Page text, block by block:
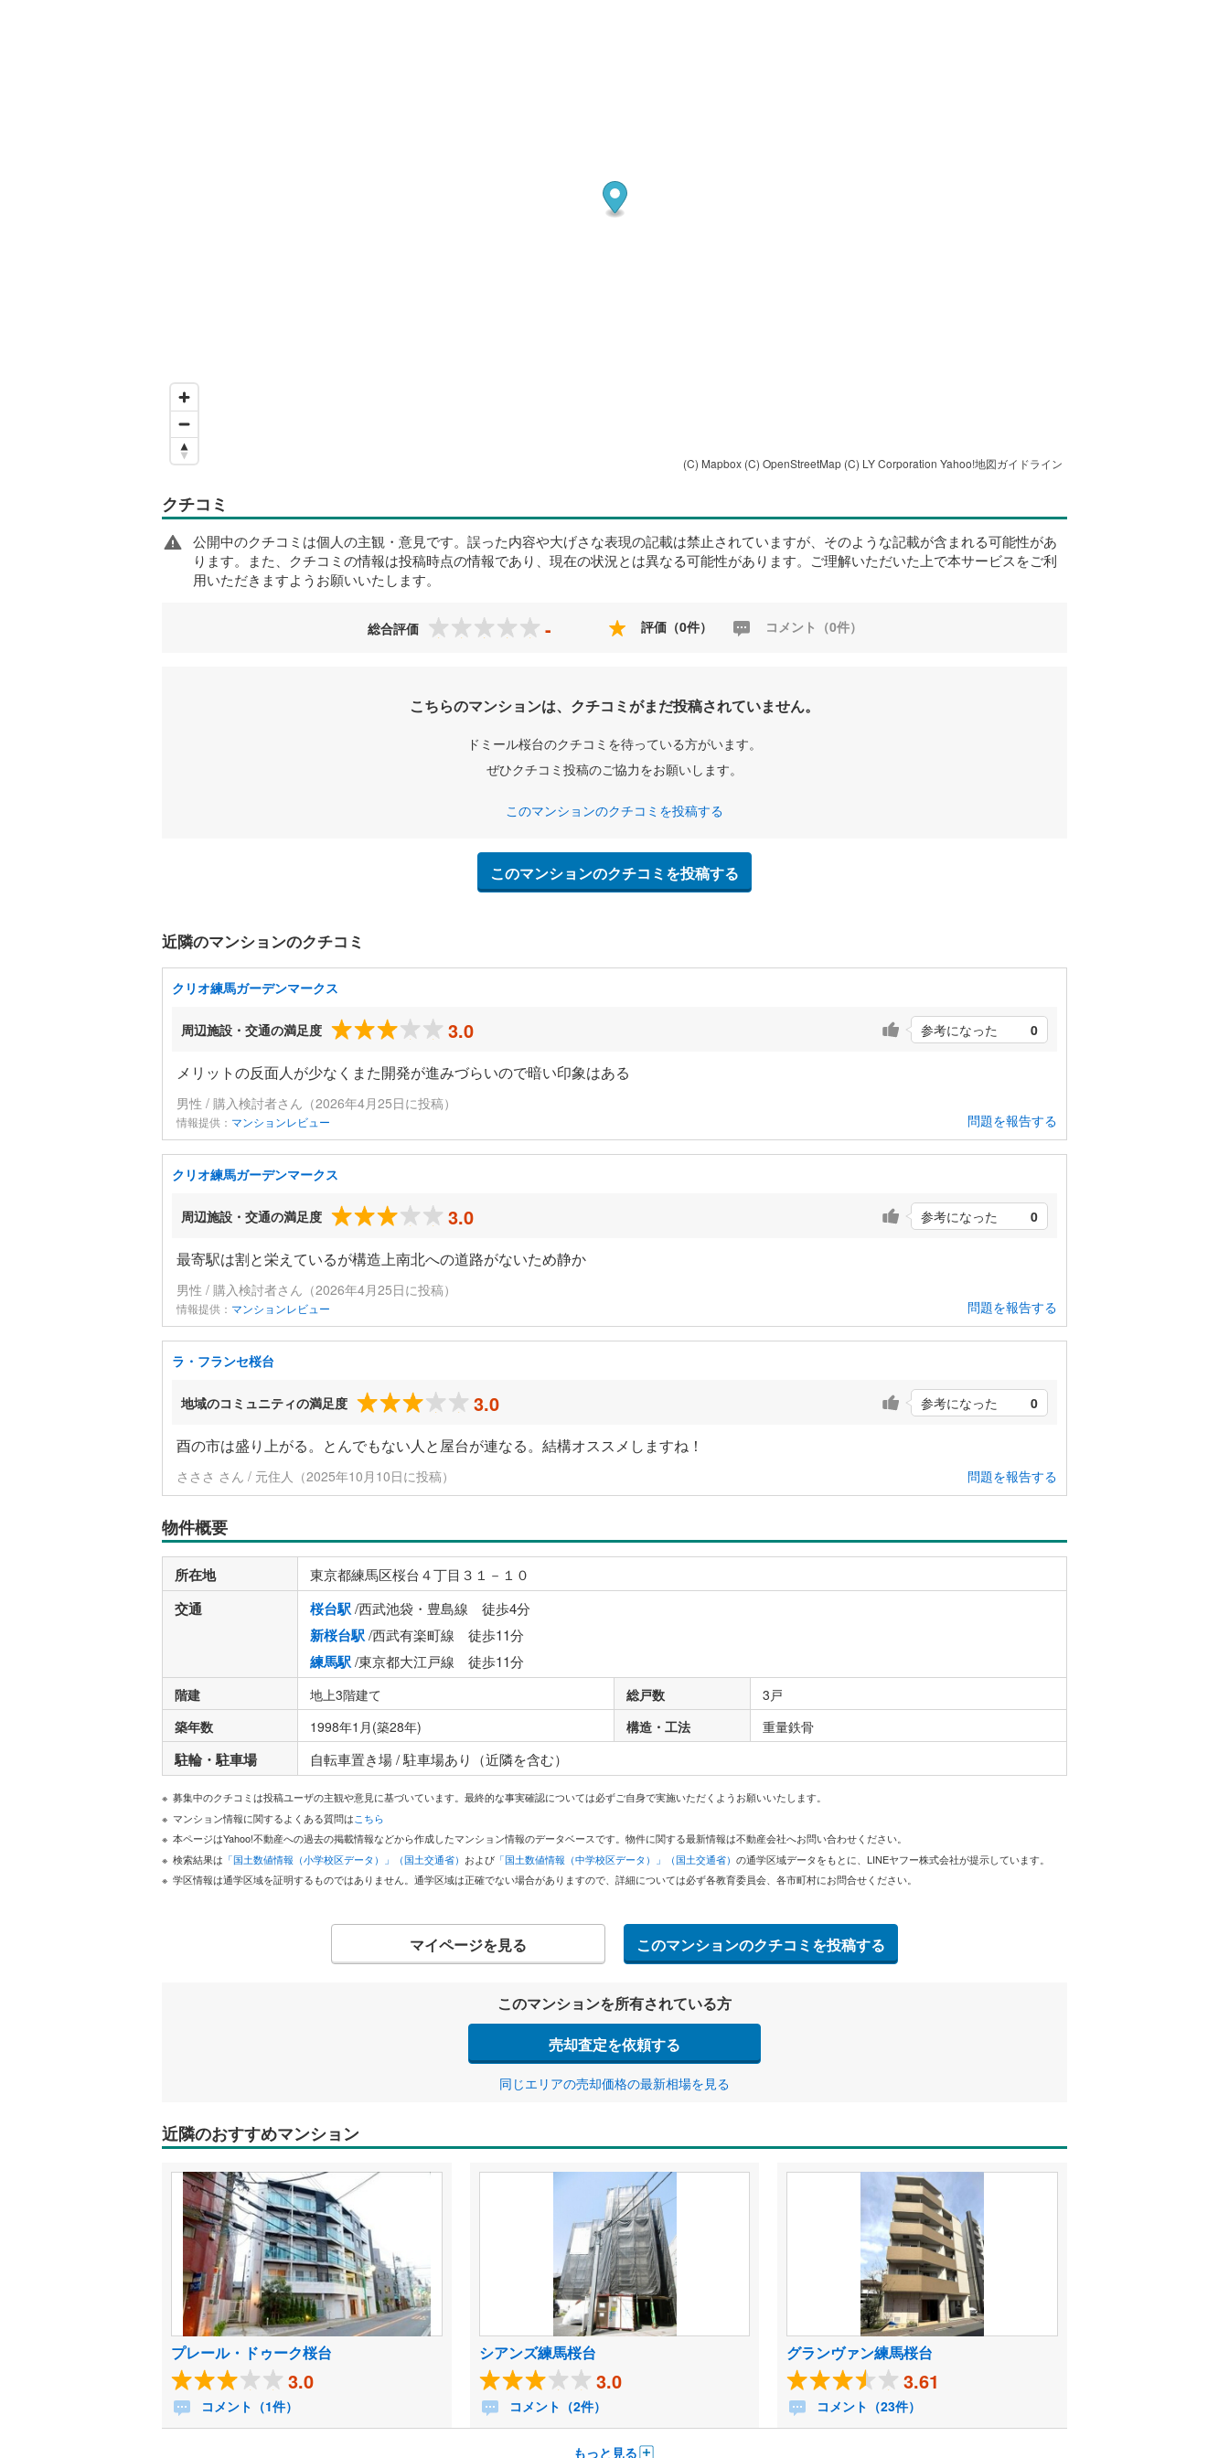
(C) Mapbox (C) OpenStreetMap (C) LY Corporation Yahoo!地図ガイドライン
クチコミ
公開中のクチコミは個人の主観・意見です。誤った内容や大げさな表現の記載は禁止されていますが、そのような記載が含まれる可能性があ
ります。また、クチコミの情報は投稿時点の情報であり、現在の状況とは異なる可能性があります。ご理解いただいた上で本サービスをご利
用いただきますようお願いいたします。
総合評価 - 評価（0件） コメント（0件）
こちらのマンションは、クチコミがまだ投稿されていません。
ドミール桜台のクチコミを待っている方がいます。
ぜひクチコミ投稿のご協力をお願いします。
このマンションのクチコミを投稿する
このマンションのクチコミを投稿する
近隣のマンションのクチコミ
クリオ練馬ガーデンマークス
周辺施設・交通の満足度 3.0 参考になった 0
メリットの反面人が少なくまた開発が進みづらいので暗い印象はある
男性 / 購入検討者さん（2026年4月25日に投稿）
情報提供： マンションレビュー 問題を報告する
クリオ練馬ガーデンマークス
周辺施設・交通の満足度 3.0 参考になった 0
最寄駅は割と栄えているが構造上南北への道路がないため静か
男性 / 購入検討者さん（2026年4月25日に投稿）
情報提供： マンションレビュー 問題を報告する
ラ・フランセ桜台
地域のコミュニティの満足度 3.0 参考になった 0
酉の市は盛り上がる。とんでもない人と屋台が連なる。結構オススメしますね！
さささ さん / 元住人（2025年10月10日に投稿） 問題を報告する
物件概要
所在地 東京都練馬区桜台４丁目３１－１０
交通 桜台駅/西武池袋・豊島線 徒歩4分
新桜台駅/西武有楽町線 徒歩11分
練馬駅/東京都大江戸線 徒歩11分
階建 地上3階建て 総戸数
3戸
築年数
1998年1月(築28年) 構造・工法 重量鉄骨
駐輪・駐車場 自転車置き場 / 駐車場あり（近隣を含む）
募集中のクチコミは投稿ユーザの主観や意見に基づいています。最終的な事実確認については必ずご自身で実施いただくようお願いいたします。
マンション情報に関するよくある質問はこちら
本ページはYahoo!不動産への過去の掲載情報などから作成したマンション情報のデータベースです。物件に関する最新情報は不動産会社へお問い合わせください。
検索結果は 「国土数値情報（小学校区データ）」（国土交通省） および 「国土数値情報（中学校区データ）」（国土交通省） の通学区域データをもとに、LINEヤフー株式会社が提示しています。
学区情報は通学区域を証明するものではありません。通学区域は正確でない場合がありますので、詳細については必ず各教育委員会、各市町村にお問合せください。
マイページを見る このマンションのクチコミを投稿する
このマンションを所有されている方
売却査定を依頼する
同じエリアの売却価格の最新相場を見る
近隣のおすすめマンション
プレール・ドゥーク桜台
3.0
コメント（1件）
シアンズ練馬桜台
3.0
コメント（2件）
グランヴァン練馬桜台
3.61
コメント（23件）
もっと見る